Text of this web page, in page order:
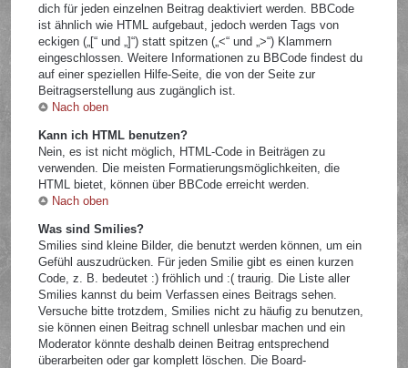
dich für jeden einzelnen Beitrag deaktiviert werden. BBCode
ist ähnlich wie HTML aufgebaut, jedoch werden Tags von
eckigen („[“ und „]“) statt spitzen („<“ und „>“) Klammern
eingeschlossen. Weitere Informationen zu BBCode findest du
auf einer speziellen Hilfe-Seite, die von der Seite zur
Beitragserstellung aus zugänglich ist.
Nach oben
Kann ich HTML benutzen?
Nein, es ist nicht möglich, HTML-Code in Beiträgen zu
verwenden. Die meisten Formatierungsmöglichkeiten, die
HTML bietet, können über BBCode erreicht werden.
Nach oben
Was sind Smilies?
Smilies sind kleine Bilder, die benutzt werden können, um ein
Gefühl auszudrücken. Für jeden Smilie gibt es einen kurzen
Code, z. B. bedeutet :) fröhlich und :( traurig. Die Liste aller
Smilies kannst du beim Verfassen eines Beitrags sehen.
Versuche bitte trotzdem, Smilies nicht zu häufig zu benutzen,
sie können einen Beitrag schnell unlesbar machen und ein
Moderator könnte deshalb deinen Beitrag entsprechend
überarbeiten oder gar komplett löschen. Die Board-